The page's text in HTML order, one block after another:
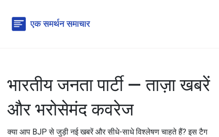
भारतीय जनता पार्टी — ताज़ा खबरें
और भरोसेमंद कवरेज
क्या आप BJP से जुड़ी नई खबरें और सीधे-साधे विश्लेषण चाहते हैं? इस टैग